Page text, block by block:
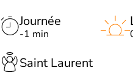
Journée
-1 min
Saint Laurent